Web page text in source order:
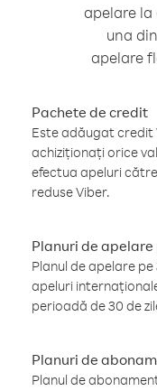
apelare la
una
apelare
Pachete de credit
Este adăugat credit
achiziționați orice
efectua apeluri
reduse Viber.
Planuri de apelare
Planul de apelare
apeluri
perioadă de 30 de
Planuri de
Planul de